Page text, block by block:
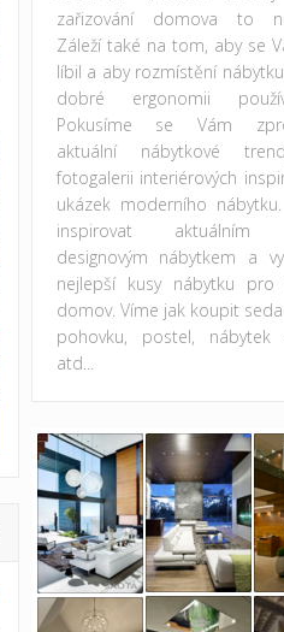
zařizování domova to
Záleží také na tom, aby se
líbil a aby rozmístění
dobré ergonomii
Pokusíme se Vám
aktuální nábytkové
fotogalerii interiérových
ukázek moderního
inspirovat aktuálním
designovým nábytkem a
nejlepší kusy nábytku pro
domov. Víme jak koupit
pohovku, postel,
atd...